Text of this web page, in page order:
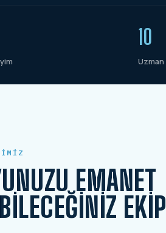
10
EMANET
EKIP